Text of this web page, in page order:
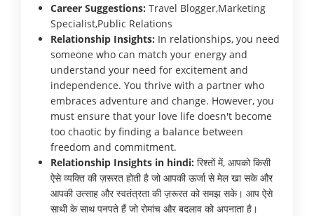
Career Suggestions: Travel Blogger,Marketing
Specialist,Public Relations
Relationship Insights: In relationships, you need
someone who can match your energy and
understand your need for excitement and
independence. You thrive with a partner who
embraces adventure and change. However, you
must ensure that your love life doesn't become
too chaotic by finding a balance between
freedom and commitment.
Relationship Insights in hindi: रिश्तों में, आपको किसी
ऐसे व्यक्ति की ज़रूरत होती है जो आपकी ऊर्जा से मेल खा सके और
आपकी उत्साह और स्वतंत्रता की ज़रूरत को समझ सके। आप ऐसे
साथी के साथ पनपते हैं जो रोमांच और बदलाव को अपनाता है।